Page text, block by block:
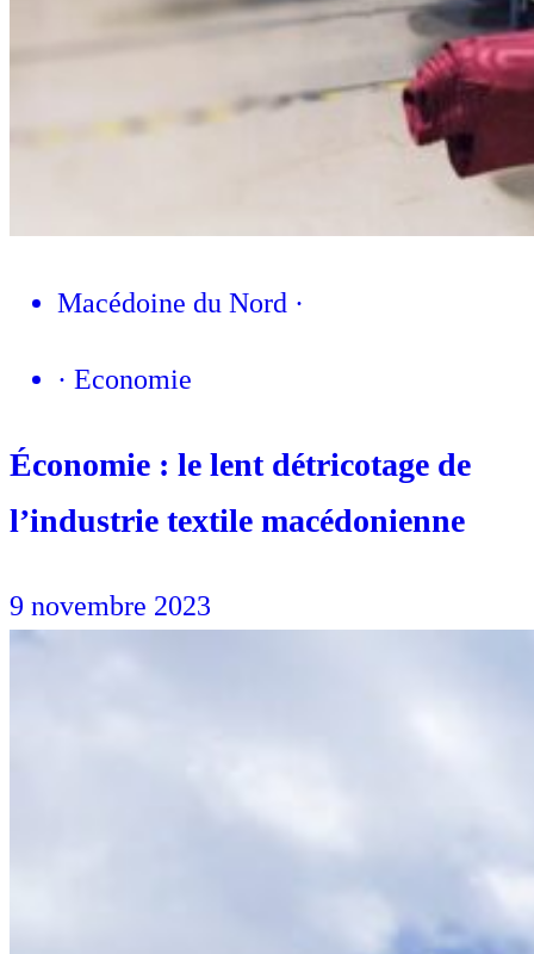
Macédoine du Nord ·
· Economie
Économie : le lent détricotage de
l’industrie textile macédonienne
9 novembre 2023